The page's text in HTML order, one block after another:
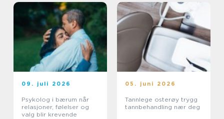
09. juli 2026
Psykolog i bærum når
relasjoner, følelser og
valg blir krevende
05. juni 2026
Tannlege osterøy trygg
tannbehandling nær deg